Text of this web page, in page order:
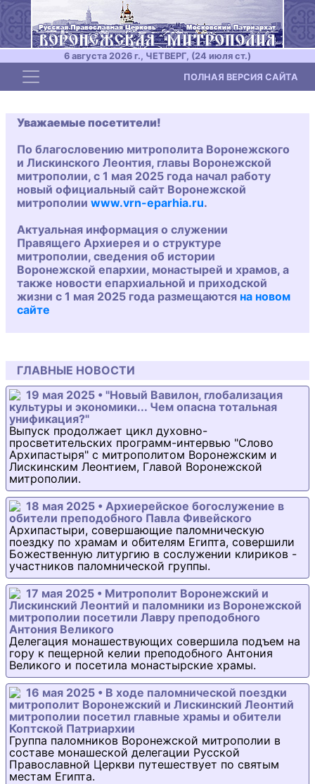
6 августа 2026 г., ЧЕТВЕРГ, (24 июля ст.)
Toggle navigation ПОЛНАЯ ВЕРСИЯ САЙТА
Уважаемые посетители!
По благословению митрополита Воронежского
и Лискинского Леонтия, главы Воронежской
митрополии, с 1 мая 2025 года начал работу
новый официальный сайт Воронежской
митрополии www.vrn-eparhia.ru.
Актуальная информация о служении
Правящего Архиерея и о структуре
митрополии, сведения об истории
Воронежской епархии, монастырей и храмов, а
также новости епархиальной и приходской
жизни с 1 мая 2025 года размещаются на новом
сайте
ГЛАВНЫЕ НОВОСТИ
19 мая 2025 • "Новый Вавилон, глобализация
культуры и экономики... Чем опасна тотальная
унификация?"
Выпуск продолжает цикл духовно-
просветительских программ-интервью "Слово
Архипастыря" с митрополитом Воронежским и
Лискинским Леонтием, Главой Воронежской
митрополии.
18 мая 2025 • Архиерейское богослужение в
обители преподобного Павла Фивейского
Архипастыри, совершающие паломническую
поездку по храмам и обителям Египта, совершили
Божественную литургию в сослужении клириков -
участников паломнической группы.
17 мая 2025 • Митрополит Воронежский и
Лискинский Леонтий и паломники из Воронежской
митрополии посетили Лавру преподобного
Антония Великого
Делегация монашествующих совершила подъем на
гору к пещерной келии преподобного Антония
Великого и посетила монастырские храмы.
16 мая 2025 • В ходе паломнической поездки
митрополит Воронежский и Лискинский Леонтий
митрополии посетил главные храмы и обители
Коптской Патриархии
Группа паломников Воронежской митрополии в
составе монашеской делегации Русской
Православной Церкви путешествует по святым
местам Египта.